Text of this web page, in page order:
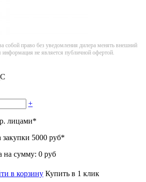
собой право без уведомления дилера менять внешний
информация не является публичной офертой.
+
лицами*
5000 руб*
на сумму: 0 руб
в корзину Купить в 1 клик